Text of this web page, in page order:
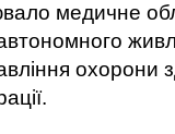
медичне
охорони